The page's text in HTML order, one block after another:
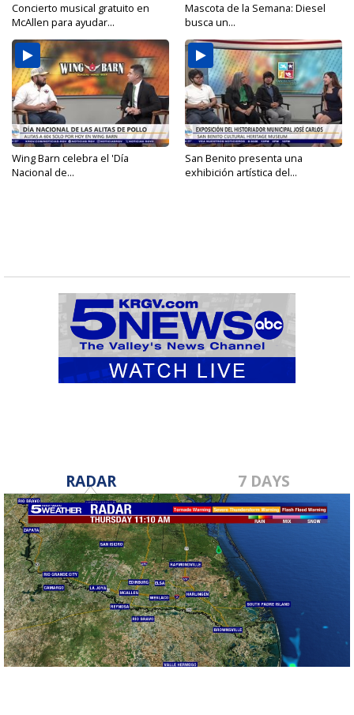
Concierto musical gratuito en
McAllen para ayudar...
Mascota de la Semana: Diesel
busca un...
Wing Barn celebra el 'Día
Nacional de...
San Benito presenta una
exhibición artística del...
RADAR 7 DAYS